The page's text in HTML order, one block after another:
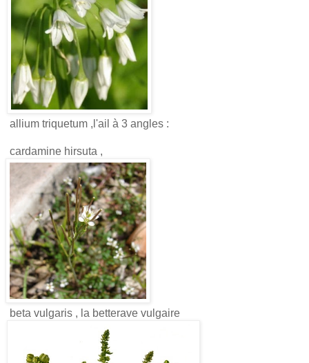
allium triquetum ,l'ail à 3 angles :
cardamine hirsuta ,
beta vulgaris , la betterave vulgaire